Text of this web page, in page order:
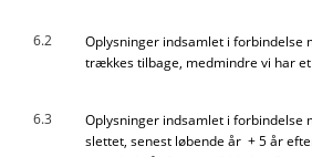
6.2
Oplysninger indsamlet i forbindelse
trækkes tilbage, medmindre vi har
6.3
Oplysninger indsamlet i forbindelse
slettet, senest løbende år + 5 år